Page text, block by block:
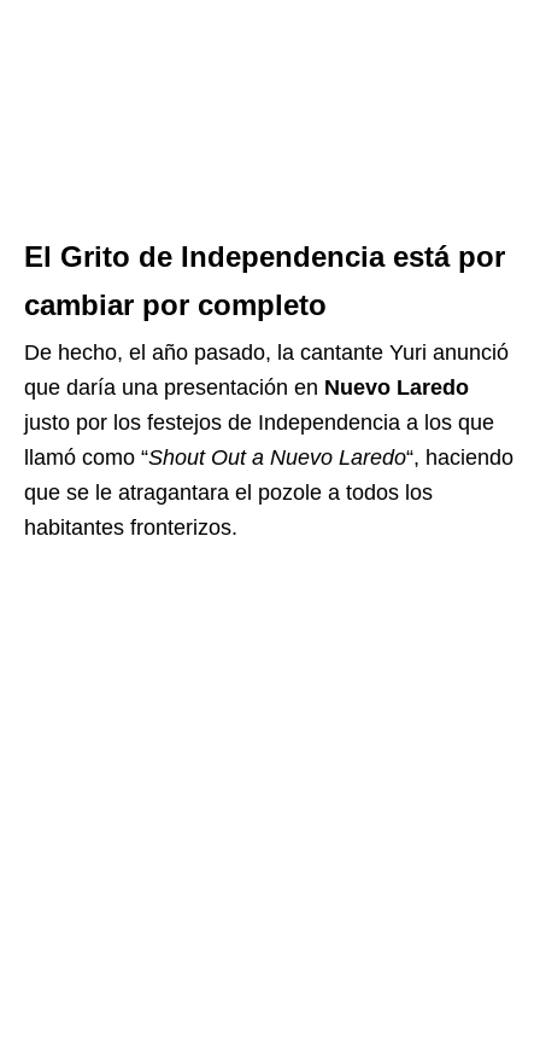
El Grito de Independencia está por
cambiar por completo
De hecho, el año pasado, la cantante Yuri anunció
que daría una presentación en Nuevo Laredo
justo por los festejos de Independencia a los que
llamó como “Shout Out a Nuevo Laredo“, haciendo
que se le atragantara el pozole a todos los
habitantes fronterizos.